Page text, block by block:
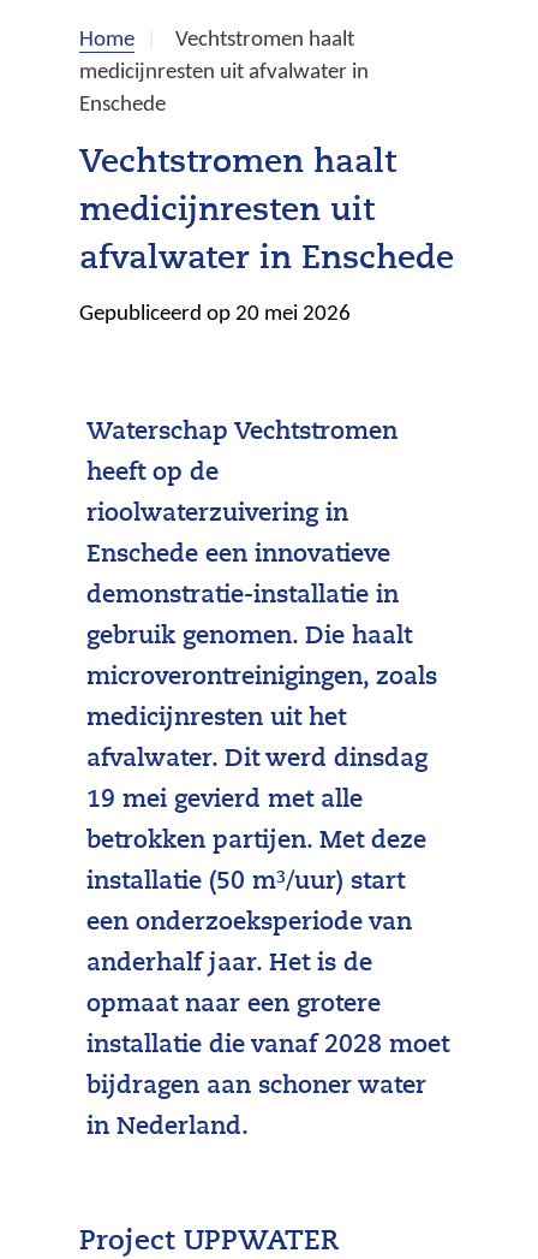
k
e
l
a
p
e
n
Home
Vechtstromen haalt
medicijnresten uit afvalwater in
Enschede
Vechtstromen haalt
medicijnresten uit
afvalwater in Enschede
Gepubliceerd op 20 mei 2026
Waterschap Vechtstromen
heeft op de
rioolwaterzuivering in
Enschede een innovatieve
demonstratie-installatie in
gebruik genomen. Die haalt
microverontreinigingen, zoals
medicijnresten uit het
afvalwater. Dit werd dinsdag
19 mei gevierd met alle
betrokken partijen. Met deze
installatie (50 m³/uur) start
een onderzoeksperiode van
anderhalf jaar. Het is de
opmaat naar een grotere
installatie die vanaf 2028 moet
bijdragen aan schoner water
in Nederland.
Project UPPWATER